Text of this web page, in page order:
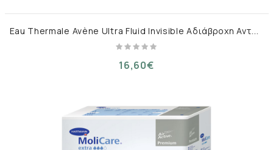
E
au Thermale Avène Ultra Fluid Invisible Αδιάβροχη Αντηλιακή Κρέμα Προσώπου SPF50+ 50ml
16,60€